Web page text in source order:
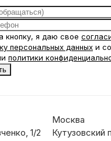
кнопку, я даю свое
персональных данных и
политики
1/2
Москва
Кутузовский